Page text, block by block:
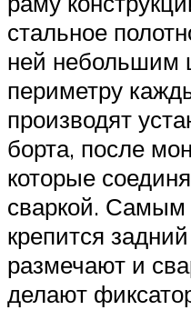
стальное
ней небольшим
периметру
производят
борта, после
которые
сваркой. Самым
крепится
размечают и
делают